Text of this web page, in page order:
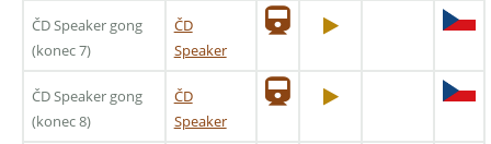
ČD Speaker gong
(konec 7)
ČD
Speaker
ČD Speaker gong
(konec 8)
ČD
Speaker